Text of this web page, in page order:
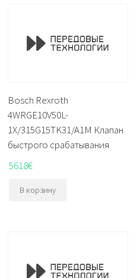
Bosch Rexroth
4WRGE10V50L-
1X/315G15TK31/A1M Клапан
быстрого срабатывания
5618€
В корзину